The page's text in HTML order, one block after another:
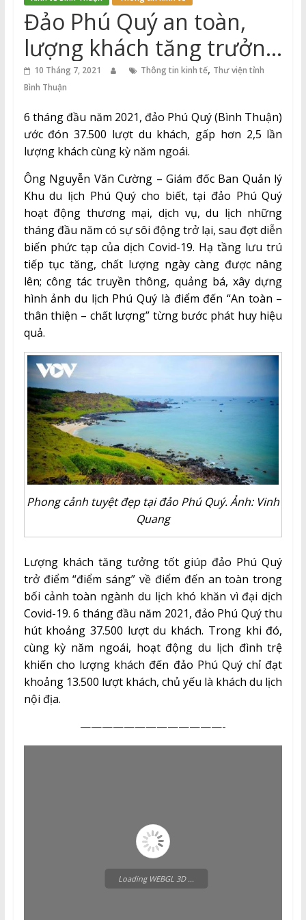
Thuận
Cổng
Vào
Tri
Thức
Đảo Phú Quý an toàn,
lượng khách tăng trưởng
mạnh
10 Tháng 7, 2021 Thông tin kinh tế, Thư viện tỉnh
Bình Thuận
6 tháng đầu năm 2021, đảo Phú Quý (Bình Thuận)
ước đón 37.500 lượt du khách, gấp hơn 2,5 lần
lượng khách cùng kỳ năm ngoái.
Ông Nguyễn Văn Cường – Giám đốc Ban Quản lý
Khu du lịch Phú Quý cho biết, tại đảo Phú Quý
hoạt động thương mại, dịch vụ, du lịch những
tháng đầu năm có sự sôi động trở lại, sau đợt diễn
biến phức tạp của dịch Covid-19. Hạ tầng lưu trú
tiếp tục tăng, chất lượng ngày càng được nâng
lên; công tác truyền thông, quảng bá, xây dựng
hình ảnh du lịch Phú Quý là điểm đến “An toàn –
thân thiện – chất lượng” từng bước phát huy hiệu
quả.
Phong cảnh tuyệt đẹp tại đảo Phú Quý. Ảnh: Vinh
Quang
Lượng khách tăng tưởng tốt giúp đảo Phú Quý
trở điểm “điểm sáng” về điểm đến an toàn trong
bối cảnh toàn ngành du lịch khó khăn vì đại dịch
Covid-19. 6 tháng đầu năm 2021, đảo Phú Quý thu
hút khoảng 37.500 lượt du khách. Trong khi đó,
cùng kỳ năm ngoái, hoạt động du lịch đình trệ
khiến cho lượng khách đến đảo Phú Quý chỉ đạt
khoảng 13.500 lượt khách, chủ yếu là khách du lịch
nội địa.
—————————————-
Loading WEBGL 3D ...